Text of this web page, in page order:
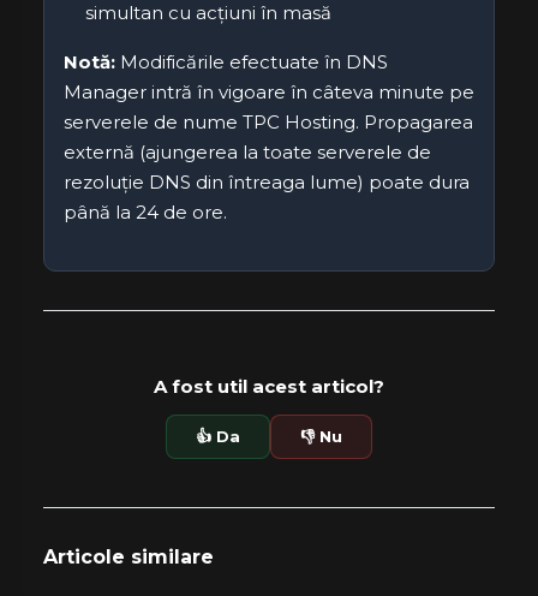
simultan cu acțiuni în masă
Notă: Modificările efectuate în DNS
Manager intră în vigoare în câteva minute pe
serverele de nume TPC Hosting. Propagarea
externă (ajungerea la toate serverele de
rezoluție DNS din întreaga lume) poate dura
până la 24 de ore.
A fost util acest articol?
👍 Da 👎 Nu
Articole similare